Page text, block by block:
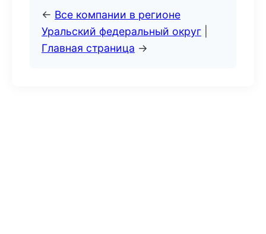
← Все компании в регионе
Уральский федеральный округ
Главная страница →